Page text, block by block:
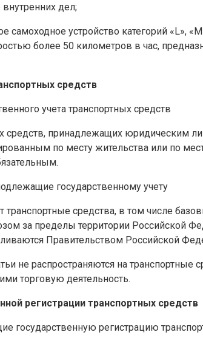
дел;
самоходное устройство категорий «L»,
более 50 километров в час,
средств
учета транспортных средств
средств, принадлежащих
по месту жительства или по
государственному учету
транспортные средства, в том числе
за пределы территории Российской
Правительством Российской
не распространяются на
торговую деятельность.
регистрации транспортных средств
государственную регистрацию